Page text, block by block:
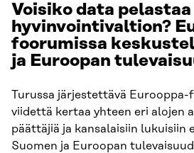
Voisiko data pelastaa
hyvinvointivaltion?
foorumissa
ja Euroopan
Turussa järjestettävä Eurooppa-
viidettä kertaa yhteen eri alojen
päättäjiä ja kansalaisiin lukuisiin
Suomen ja Euroopan